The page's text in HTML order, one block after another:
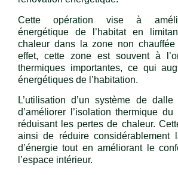
Cette opération vise à
énergétique de l’habitat en
chaleur dans la zone non
effet, cette zone est souvent à
thermiques importantes, ce qui
énergétiques de l’habitation.
L’utilisation d’un système de
d’améliorer l’isolation thermique
réduisant les pertes de chaleur.
ainsi de réduire considérablement
d’énergie tout en améliorant le
l’espace intérieur.